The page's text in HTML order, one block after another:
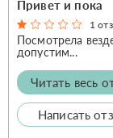
Привет и пока
1
Посмотрела
допустим...
Читать весь
Написать